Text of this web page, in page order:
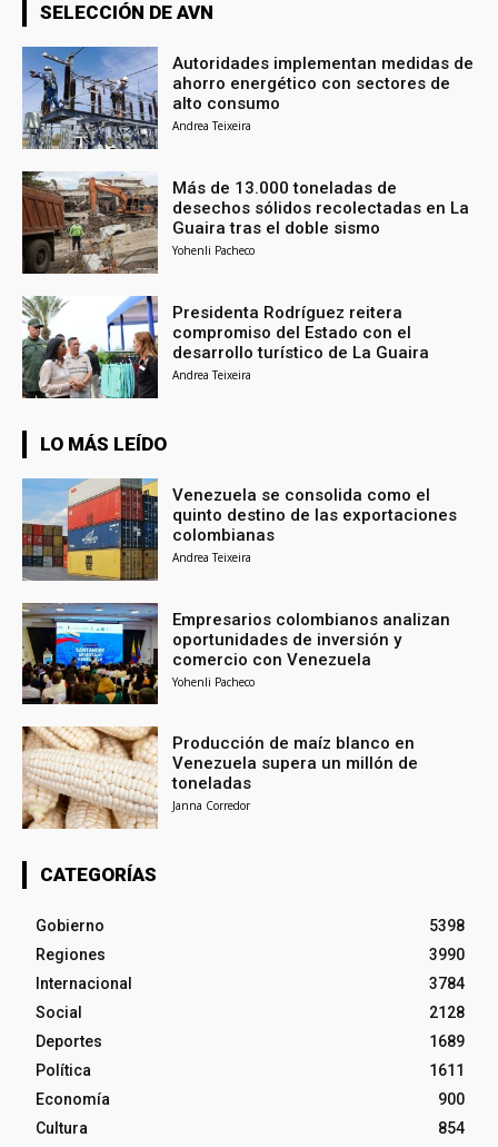
SELECCIÓN DE AVN
Autoridades implementan medidas de
ahorro energético con sectores de
alto consumo
Andrea Teixeira
Más de 13.000 toneladas de
desechos sólidos recolectadas en La
Guaira tras el doble sismo
Yohenli Pacheco
Presidenta Rodríguez reitera
compromiso del Estado con el
desarrollo turístico de La Guaira
Andrea Teixeira
LO MÁS LEÍDO
Venezuela se consolida como el
quinto destino de las exportaciones
colombianas
Andrea Teixeira
Empresarios colombianos analizan
oportunidades de inversión y
comercio con Venezuela
Yohenli Pacheco
Producción de maíz blanco en
Venezuela supera un millón de
toneladas
Janna Corredor
CATEGORÍAS
Gobierno
5398
Regiones
3990
Internacional
3784
Social
2128
Deportes
1689
Política
1611
Economía
900
Cultura
854